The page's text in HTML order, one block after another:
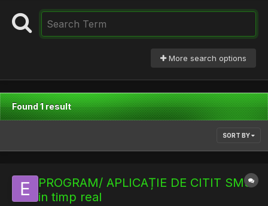
More search options
Found 1 result
SORT BY
PROGRAM/ APLICAȚIE DE CITIT SMS
in timp real